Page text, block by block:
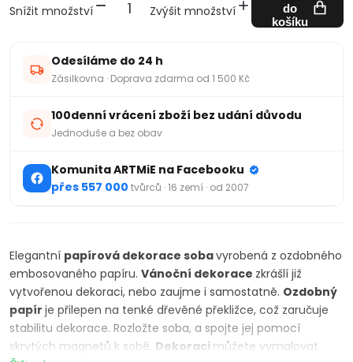
Snížit množství Zvýšit množství
do
košíku
Odesíláme do 24 h
Zásilkovna · Doprava zdarma od 1 500 Kč
100denní vrácení zboží bez udání důvodu
Jednoduše a bez obav
Komunita ARTMiE na Facebooku
přes 557 000 tvůrců · 16 zemí · od 2007
Elegantní papírová dekorace sobavyrobená z ozdobného
embosovaného papíru. Vánoční dekorace zkrášlí již
vytvořenou dekoraci, nebo zaujme i samostatně. Ozdobný
papír je přilepen na tenké dřevěné překližce, což zaručuje
stabilitu dekorace. Rozložte soba, a spojte jej pomocí
skrytých magnetů k sobě. Dekoraci můžete vymalovat